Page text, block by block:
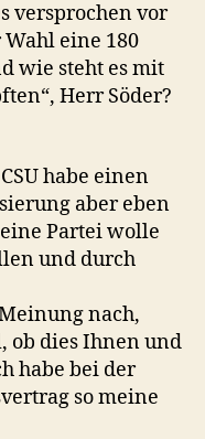
versprochen vor
eine 180
wie steht es mit
Herr Söder?
habe einen
aber eben
Partei wolle
und durch
nach,
ob dies Ihnen und
habe bei der
so meine